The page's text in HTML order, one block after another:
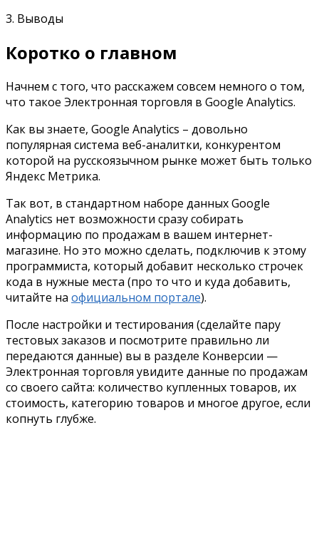
3. Выводы
Коротко о главном
Начнем с того, что расскажем совсем немного о том,
что такое Электронная торговля в Google Analytics.
Как вы знаете, Google Analytics – довольно
популярная система веб-аналитки, конкурентом
которой на русскоязычном рынке может быть только
Яндекс Метрика.
Так вот, в стандартном наборе данныхGoogle
Analytics нет возможности сразу собирать
информацию по продажам в вашем интернет-
магазине. Но это можно сделать, подключив к этому
программиста, который добавит несколько строчек
кода в нужные места (про то что и куда добавить,
читайте на официальном портале).
После настройки и тестирования (сделайте пару
тестовых заказов и посмотрите правильно ли
передаются данные) вы в разделе Конверсии —
Электронная торговля увидите данные по продажам
со своего сайта: количество купленных товаров, их
стоимость, категорию товаров и многое другое, если
копнуть глубже.